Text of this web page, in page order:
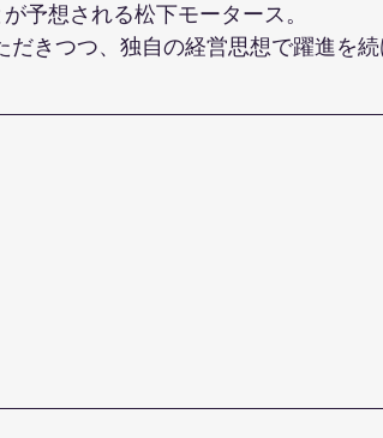
予想される松下モータース。
きつつ、独自の経営思想で躍進を